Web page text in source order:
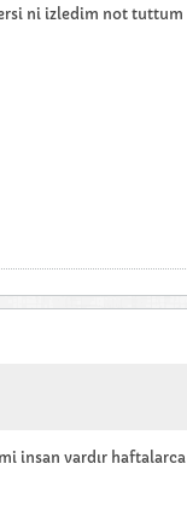
ni izledim not tuttum
insan vardır haftalarca